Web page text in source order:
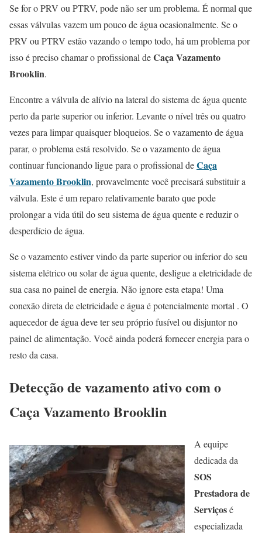
Se for o PRV ou PTRV, pode não ser um problema. É normal que
essas válvulas vazem um pouco de água ocasionalmente. Se o
PRV ou PTRV estão vazando o tempo todo, há um problema por
isso é preciso chamar o profissional deCaça Vazamento
Brooklin.
Encontre a válvula de alívio na lateral do sistema de água quente
perto da parte superior ou inferior. Levante o nível três ou quatro
vezes para limpar quaisquer bloqueios. Se o vazamento de água
parar, o problema está resolvido. Se o vazamento de água
continuar funcionando ligue para o profissional deCaça
Vazamento Brooklin, provavelmente você precisará substituir a
válvula. Este é um reparo relativamente barato que pode
prolongar a vida útil do seu sistema de água quente e reduzir o
desperdício de água.
Se o vazamento estiver vindo da parte superior ou inferior do seu
sistema elétrico ou solar de água quente, desligue a eletricidade de
sua casa no painel de energia. Não ignore esta etapa! Uma
conexão direta de eletricidade e água é potencialmente mortal . O
aquecedor de água deve ter seu próprio fusível ou disjuntor no
painel de alimentação. Você ainda poderá fornecer energia para o
resto da casa.
Detecção de vazamento ativo com o
Caça Vazamento Brooklin
A equipe
dedicada da
SOS
Prestadora de
Serviçosé
especializada